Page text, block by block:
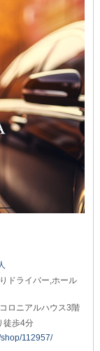
ドライバー,ホール
ロニアルハウス3階
徒歩4分
112957/